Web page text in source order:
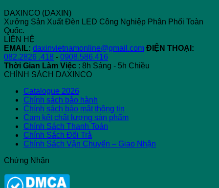
và
Triển
DAXINCO (DAXIN)
Xưởng Sản Xuất Đèn LED Công Nghiệp Phân Phối Toàn
Quốc.
LIÊN HỆ
EMAIL: daxinvietnamonline@gmail.com ĐIỆN THOẠI:
082.2826 .418 - 0908.586.416
Thời Gian Làm Việc : 8h Sáng - 5h Chiều
CHÍNH SÁCH DAXINCO
Catalogue 2026
Chính sách bảo hành
Chính sách bảo mật thông tin
Cam kết chất lượng sản phẩm
Chính Sách Thanh Toán
Chính Sách Đổi Trả
Chính Sách Vận Chuyển – Giao Nhận
Chứng Nhận